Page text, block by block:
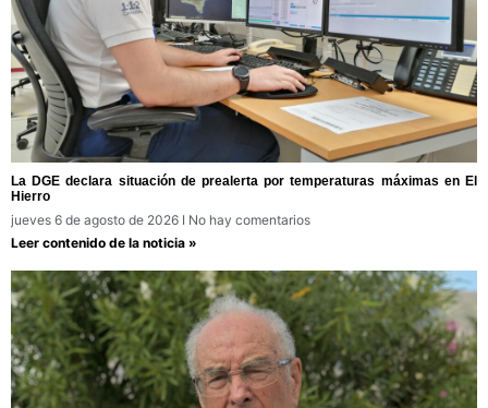
La DGE declara situación de prealerta por temperaturas máximas en El
Hierro
jueves 6 de agosto de 2026
No hay comentarios
Leer contenido de la noticia »